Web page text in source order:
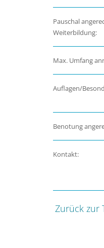
Pauschal
Weiterbildung:
Max. Umfang
Auflagen/
Benotung
Kontakt:
Zurück zur